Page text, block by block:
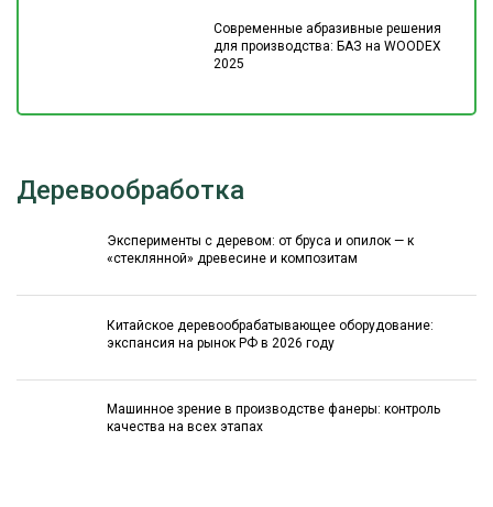
Современные абразивные решения
для производства: БАЗ на WOODEX
2025
Деревообработка
Эксперименты с деревом: от бруса и опилок — к
«стеклянной» древесине и композитам
Китайское деревообрабатывающее оборудование:
экспансия на рынок РФ в 2026 году
Машинное зрение в производстве фанеры: контроль
качества на всех этапах